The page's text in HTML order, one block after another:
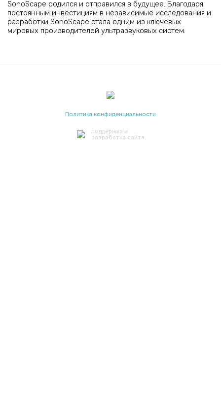
SonoScape родился и отправился в будущее. Благодаря
постоянным инвестициям в независимые исследования и
разработки SonoScape стала одним из ключевых
мировых производителей ультразвуковых систем.
Политика конфиденциальности
поддержка и
разработка сайта